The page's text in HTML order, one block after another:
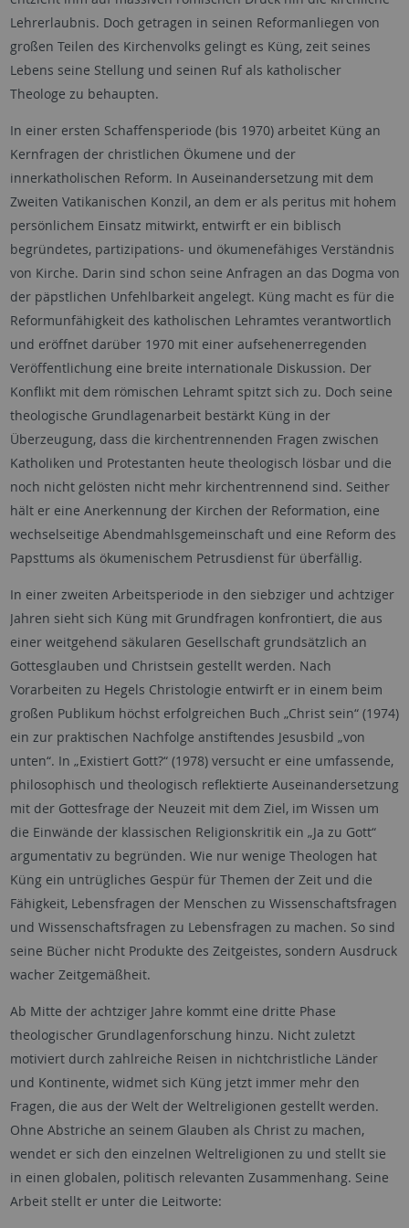
Lehrerlaubnis. Doch getragen in seinen Reformanliegen von
großen Teilen des Kirchenvolks gelingt es Küng, zeit seines
Lebens seine Stellung und seinen Ruf als katholischer
Theologe zu behaupten.
In einer ersten Schaffensperiode (bis 1970) arbeitet Küng an
Kernfragen der christlichen Ökumene und der
innerkatholischen Reform. In Auseinandersetzung mit dem
Zweiten Vatikanischen Konzil, an dem er als peritus mit hohem
persönlichem Einsatz mitwirkt, entwirft er ein biblisch
begründetes, partizipations- und ökumenefähiges Verständnis
von Kirche. Darin sind schon seine Anfragen an das Dogma von
der päpstlichen Unfehlbarkeit angelegt. Küng macht es für die
Reformunfähigkeit des katholischen Lehramtes verantwortlich
und eröffnet darüber 1970 mit einer aufsehenerregenden
Veröffentlichung eine breite internationale Diskussion. Der
Konflikt mit dem römischen Lehramt spitzt sich zu. Doch seine
theologische Grundlagenarbeit bestärkt Küng in der
Überzeugung, dass die kirchentrennenden Fragen zwischen
Katholiken und Protestanten heute theologisch lösbar und die
noch nicht gelösten nicht mehr kirchentrennend sind. Seither
hält er eine Anerkennung der Kirchen der Reformation, eine
wechselseitige Abendmahlsgemeinschaft und eine Reform des
Papsttums als ökumenischem Petrusdienst für überfällig.
In einer zweiten Arbeitsperiode in den siebziger und achtziger
Jahren sieht sich Küng mit Grundfragen konfrontiert, die aus
einer weitgehend säkularen Gesellschaft grundsätzlich an
Gottesglauben und Christsein gestellt werden. Nach
Vorarbeiten zu Hegels Christologie entwirft er in einem beim
großen Publikum höchst erfolgreichen Buch „Christ sein“ (1974)
ein zur praktischen Nachfolge anstiftendes Jesusbild „von
unten“. In „Existiert Gott?“ (1978) versucht er eine umfassende,
philosophisch und theologisch reflektierte Auseinandersetzung
mit der Gottesfrage der Neuzeit mit dem Ziel, im Wissen um
die Einwände der klassischen Religionskritik ein „Ja zu Gott“
argumentativ zu begründen. Wie nur wenige Theologen hat
Küng ein untrügliches Gespür für Themen der Zeit und die
Fähigkeit, Lebensfragen der Menschen zu Wissenschaftsfragen
und Wissenschaftsfragen zu Lebensfragen zu machen. So sind
seine Bücher nicht Produkte des Zeitgeistes, sondern Ausdruck
wacher Zeitgemäßheit.
Ab Mitte der achtziger Jahre kommt eine dritte Phase
theologischer Grundlagenforschung hinzu. Nicht zuletzt
motiviert durch zahlreiche Reisen in nichtchristliche Länder
und Kontinente, widmet sich Küng jetzt immer mehr den
Fragen, die aus der Welt der Weltreligionen gestellt werden.
Ohne Abstriche an seinem Glauben als Christ zu machen,
wendet er sich den einzelnen Weltreligionen zu und stellt sie
in einen globalen, politisch relevanten Zusammenhang. Seine
Arbeit stellt er unter die Leitworte: